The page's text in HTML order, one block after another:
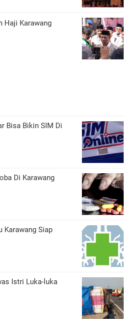
Haji Karawang
Bisa Bikin SIM Di
Di Karawang
Karawang Siap
Istri Luka-luka